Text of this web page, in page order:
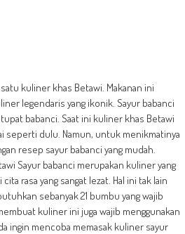
kuliner khas Betawi. Makanan ini
legendaris yang ikonik. Sayur babanci
babanci. Saat ini kuliner khas Betawi
seperti dulu. Namun, untuk menikmatinya
resep sayur babanci yang mudah.
Sayur babanci merupakan kuliner yang
rasa yang sangat lezat. Hal ini tak lain
sebanyak 21 bumbu yang wajib
kuliner ini juga wajib menggunakan
ingin mencoba memasak kuliner sayur